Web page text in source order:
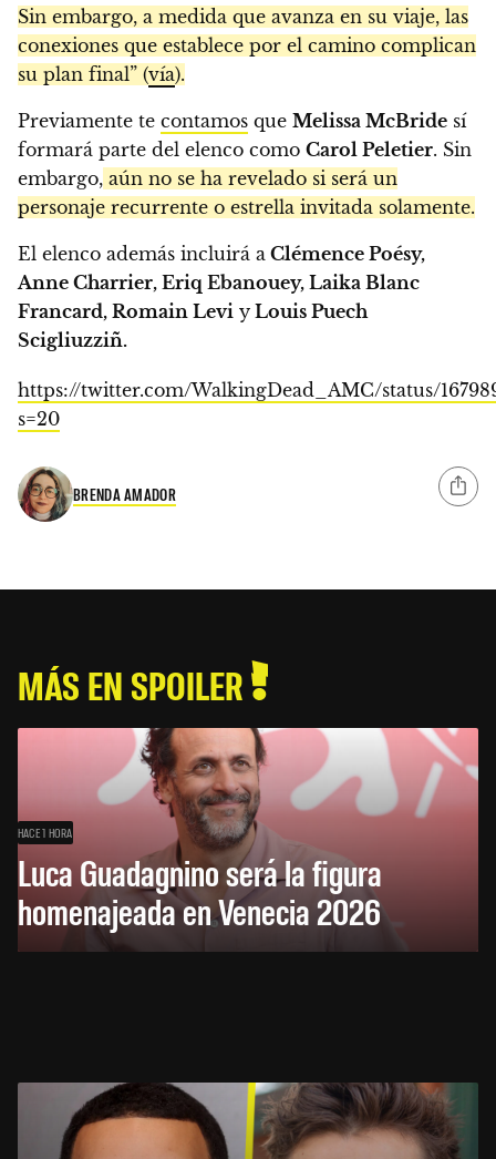
Sin embargo, a medida que avanza en su viaje, las
conexiones que establece por el camino complican
su plan final” (vía).
Previamente te contamos que Melissa McBride sí
formará parte del elenco como Carol Peletier. Sin
embargo, aún no se ha revelado si será un
personaje recurrente o estrella invitada solamente.
El elenco además incluirá a Clémence Poésy,
Anne Charrier, Eriq Ebanouey, Laika Blanc
Francard, Romain Levi y Louis Puech
Scigliuzziñ.
https://twitter.com/WalkingDead_AMC/status/
s=20
BRENDA AMADOR
MÁS EN SPOILER
HACE 1 HORA
Luca Guadagnino será la figura
homenajeada en Venecia 2026